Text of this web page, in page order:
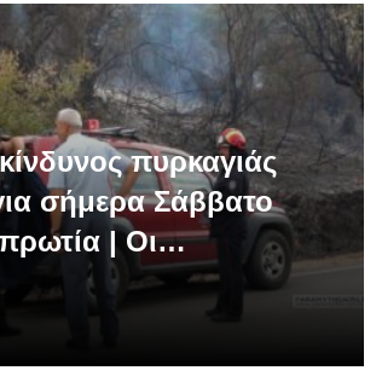
πυρκαγιάς
σήμερα Σάββατο
| Οι…